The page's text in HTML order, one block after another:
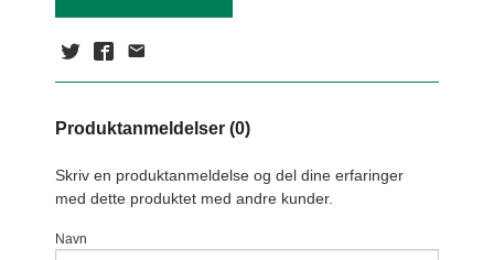
Produktanmeldelser (0)
Skriv en produktanmeldelse og del dine erfaringer
med dette produktet med andre kunder.
Navn